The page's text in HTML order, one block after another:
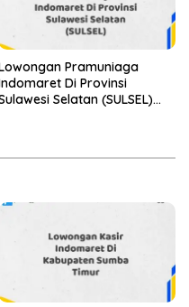
Pramuniaga
Di Provinsi
Selatan (SULSEL)